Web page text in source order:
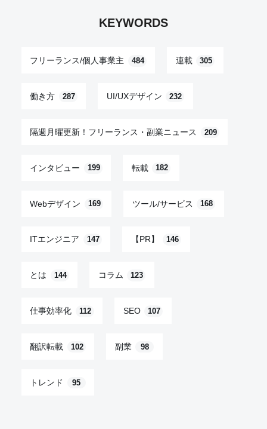
KEYWORDS
フリーランス/個人事業主 484 連載 305
働き方 287 UI/UXデザイン 232
隔週月曜更新！フリーランス・副業ニュース 209
インタビュー 199 転載 182
Webデザイン 169 ツール/サービス 168
ITエンジニア 147 【PR】 146
とは 144 コラム 123
仕事効率化 112 SEO 107
翻訳転載 102 副業 98
トレンド 95